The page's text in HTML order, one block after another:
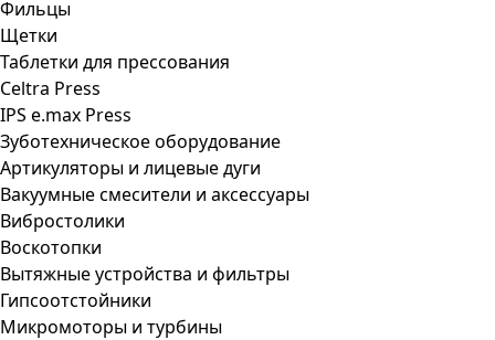
Фильцы
Щетки
Таблетки для прессования
Celtra Press
IPS e.max Press
Зуботехническое оборудование
Артикуляторы и лицевые дуги
Вакуумные смесители и аксессуары
Вибростолики
Воскотопки
Вытяжные устройства и фильтры
Гипсоотстойники
Микромоторы и турбины